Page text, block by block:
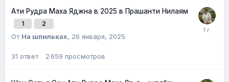
Ати Рудра Маха Яджна в 2025 в Прашанти Нилаям
1 2
От На шпильках, 26 января, 2025
31 ответ 2 659 просмотров